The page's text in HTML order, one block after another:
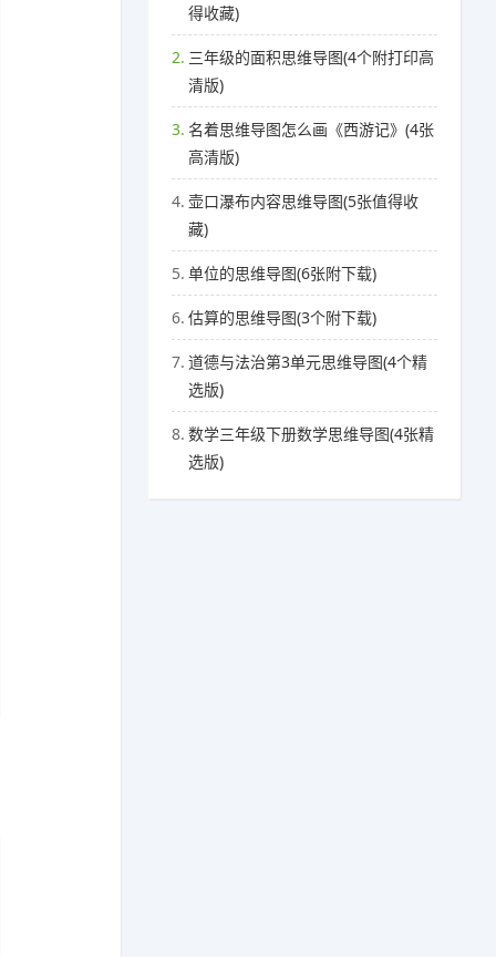
得收藏)
2. 三年级的面积思维导图(4个附打印高
清版)
3. 名着思维导图怎么画《西游记》(4张
高清版)
4. 壶口瀑布内容思维导图(5张值得收
藏)
5. 单位的思维导图(6张附下载)
6. 估算的思维导图(3个附下载)
7. 道德与法治第3单元思维导图(4个精
选版)
8. 数学三年级下册数学思维导图(4张精
选版)